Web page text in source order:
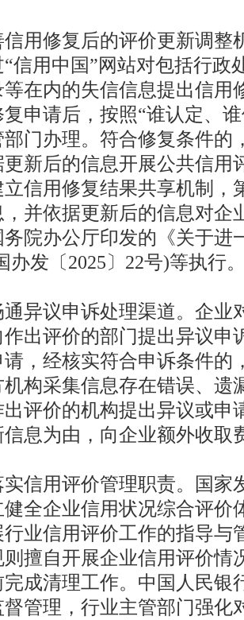
修复后的评价更新调整
信用中国”网站对包括行政
在内的失信信息提出信用
申请后，按照“谁认定、
门办理。符合修复条件的
新后的信息开展公共信用
信用修复结果共享机制，
并依据更新后的信息对企
院办公厅印发的《关于进
办发〔2025〕22号)等执行
议申诉处理渠道。企业
出评价的部门提出异议申
，经核实符合申诉条件的
构采集信息存在错误、遗
评价的机构提出异议或申
信息为由，向企业额外收取
用评价管理职责。国家
全企业信用状况综合评价
业信用评价工作的指导与
擅自开展企业信用评价情
完成清理工作。中国人民银
管理，行业主管部门强化